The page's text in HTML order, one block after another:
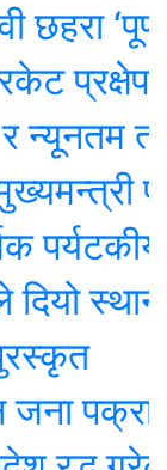
‘पूर्ण
स्थानीय
पक्राउ